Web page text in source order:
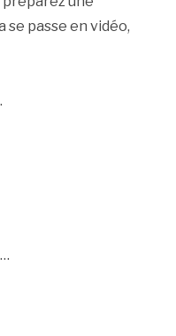
se passe en vidéo,